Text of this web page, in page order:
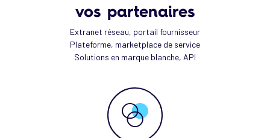
vos partenaires
Extranet réseau, portail fournisseur
Plateforme, marketplace de service
Solutions en marque blanche, API